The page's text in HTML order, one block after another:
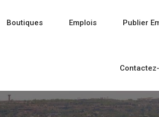
Boutiques Emplois Publier